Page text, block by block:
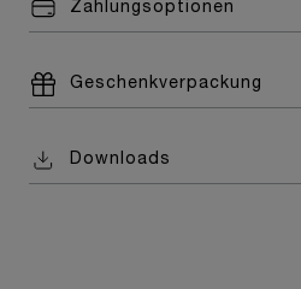
Zahlungsoptionen
Geschenkverpackung
Downloads